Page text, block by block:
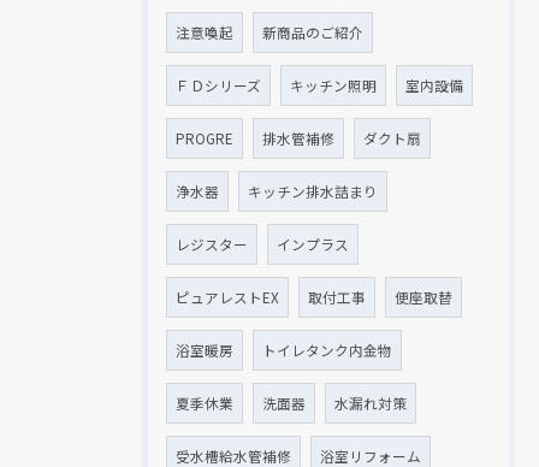
注意喚起 新商品のご紹介
ＦＤシリーズ キッチン照明 室内設備
PROGRE 排水管補修 ダクト扇
浄水器 キッチン排水詰まり
レジスター インプラス
ピュアレストEX 取付工事 便座取替
浴室暖房 トイレタンク内金物
夏季休業 洗面器 水漏れ対策
受水槽給水管補修 浴室リフォーム